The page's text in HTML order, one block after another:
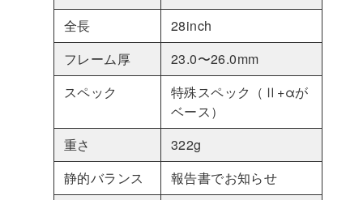
全長
28inch
フレーム厚
23.0〜26.0mm
スペック
特殊スペック（Ⅱ+αが
ベース）
重さ
322g
静的バランス
報告書でお知らせ